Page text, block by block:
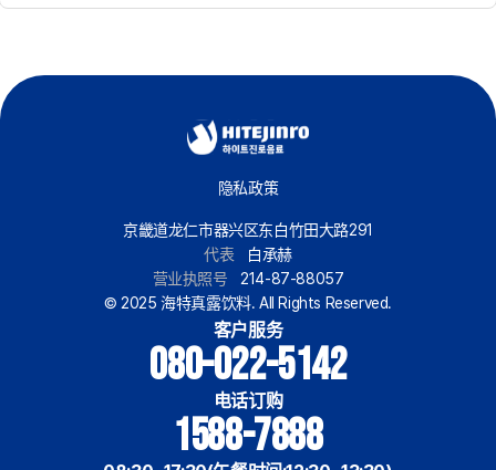
隐私政策
京畿道龙仁市器兴区东白竹田大路291
代表
白承赫
营业执照号
214-87-88057
© 2025 海特真露饮料. All Rights Reserved.
客户服务
080-022-5142
电话订购
1588-7888